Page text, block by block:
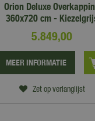
Orion Deluxe
360x720 cm -
5.849,00
Zet op verlanglijst
MEER INFORMATIE